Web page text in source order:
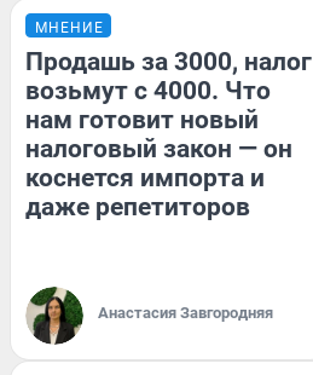
МНЕНИЕ
Продашь за 3000, налог
возьмут с 4000. Что
нам готовит новый
налоговый закон — он
коснется импорта и
даже репетиторов
Анастасия Завгородняя